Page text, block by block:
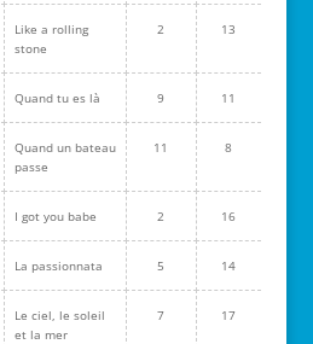
Like a rolling
stone
2 13
Quand tu es là 9 11
Quand un bateau
passe
11 8
I got you babe 2 16
La passionnata 5 14
Le ciel, le soleil
et la mer
7 17